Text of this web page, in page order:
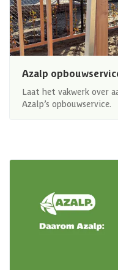
Azalp
Laat het vakwerk over
Azalp’s opbouwservice.